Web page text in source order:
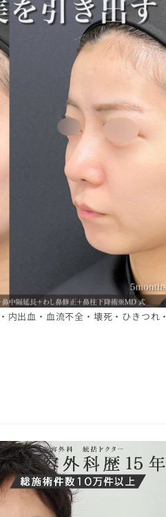
内出血・血流不全・壊死・ひきつれ・